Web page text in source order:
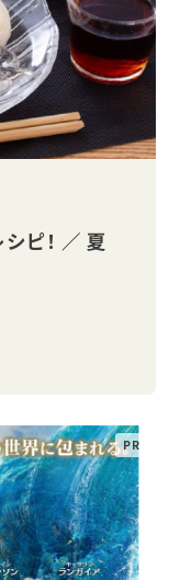
ピ！ ／ 夏